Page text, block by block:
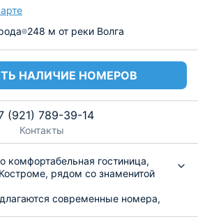
248 м от реки Волга
НАЛИЧИЕ НОМЕРОВ
(921) 789-39-14
Контакты
гостиница,
рядом со знаменитой
современные номера,